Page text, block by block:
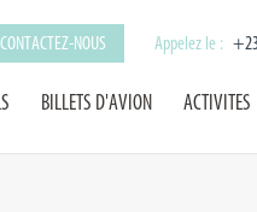
CONTACTEZ-NOUS Appelez le :
BILLETS D'AVION ACTIVITES